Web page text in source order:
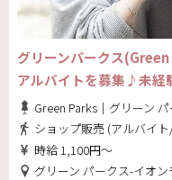
グリーンパークス
アルバイトを募集♪未
Green Parks｜グリーン
ショップ販売 (アルバイ
時給 1,100円～
グリーン パークス-イオンモー